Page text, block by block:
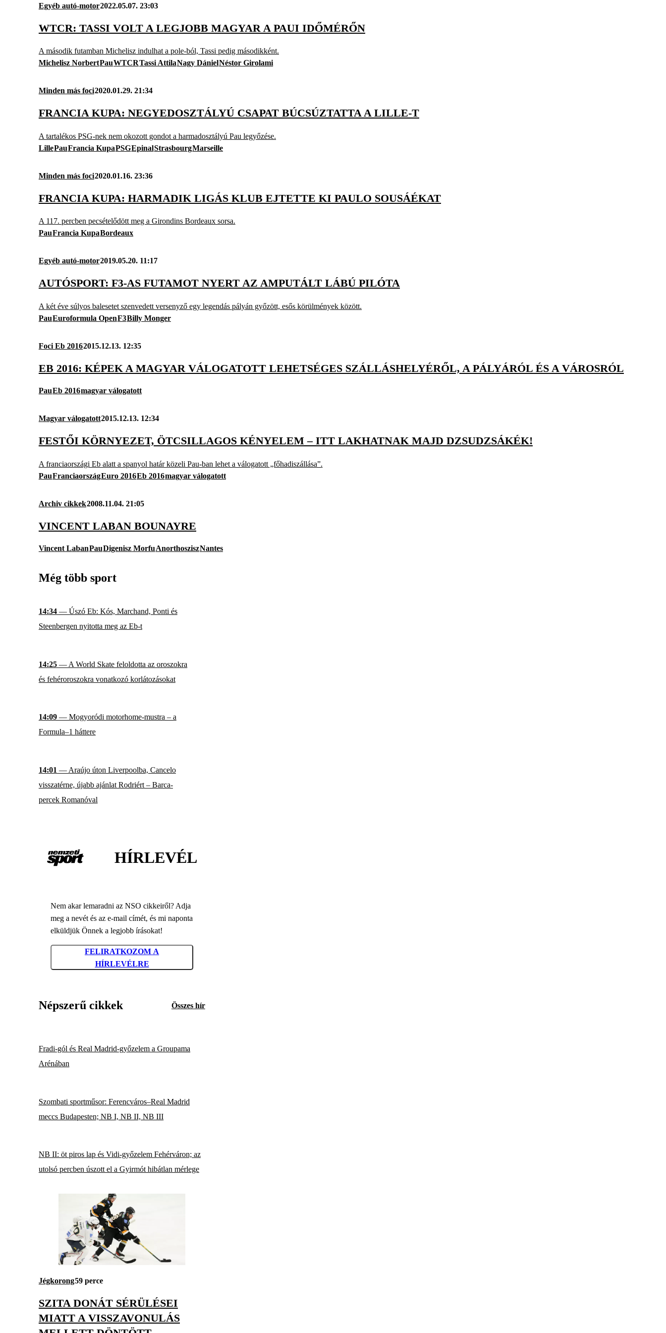
Egyéb autó-motor2022.05.07. 23:03
WTCR: TASSI VOLT A LEGJOBB MAGYAR A PAUI IDŐMÉRŐN
A második futamban Michelisz indulhat a pole-ból, Tassi pedig másodikként.
Michelisz NorbertPauWTCRTassi AttilaNagy DánielNéstor Girolami
Minden más foci2020.01.29. 21:34
FRANCIA KUPA: NEGYEDOSZTÁLYÚ CSAPAT BÚCSÚZTATTA A LILLE-T
A tartalékos PSG-nek nem okozott gondot a harmadosztályú Pau legyőzése.
LillePauFrancia KupaPSGEpinalStrasbourgMarseille
Minden más foci2020.01.16. 23:36
FRANCIA KUPA: HARMADIK LIGÁS KLUB EJTETTE KI PAULO SOUSÁÉKAT
A 117. percben pecsételődött meg a Girondins Bordeaux sorsa.
PauFrancia KupaBordeaux
Egyéb autó-motor2019.05.20. 11:17
AUTÓSPORT: F3-AS FUTAMOT NYERT AZ AMPUTÁLT LÁBÚ PILÓTA
A két éve súlyos balesetet szenvedett versenyző egy legendás pályán győzött, esős körülmények között.
PauEuroformula OpenF3Billy Monger
Foci Eb 20162015.12.13. 12:35
EB 2016: KÉPEK A MAGYAR VÁLOGATOTT LEHETSÉGES SZÁLLÁSHELYÉRŐL, A PÁLYÁRÓL ÉS A VÁROSRÓL
PauEb 2016magyar válogatott
Magyar válogatott2015.12.13. 12:34
FESTŐI KÖRNYEZET, ÖTCSILLAGOS KÉNYELEM – ITT LAKHATNAK MAJD DZSUDZSÁKÉK!
A franciaországi Eb alatt a spanyol határ közeli Pau-ban lehet a válogatott „főhadiszállása”.
PauFranciaországEuro 2016Eb 2016magyar válogatott
Archiv cikkek2008.11.04. 21:05
VINCENT LABAN BOUNAYRE
Vincent LabanPauDigenisz MorfuAnorthosziszNantes
Még több sport
14:34 — Úszó Eb: Kós, Marchand, Ponti és
Steenbergen nyitotta meg az Eb-t
14:25 — A World Skate feloldotta az oroszokra
és fehéroroszokra vonatkozó korlátozásokat
14:09 — Mogyoródi motorhome-mustra – a
Formula–1 háttere
14:01 — Araújo úton Liverpoolba, Cancelo
visszatérne, újabb ajánlat Rodriért – Barca-
percek Romanóval
HÍRLEVÉL
Nem akar lemaradni az NSO cikkeiről? Adja
meg a nevét és az e-mail címét, és mi naponta
elküldjük Önnek a legjobb írásokat!
FELIRATKOZOM A
HÍRLEVÉLRE
Népszerű cikkek Összes hír
Fradi-gól és Real Madrid-győzelem a Groupama
Arénában
Szombati sportműsor: Ferencváros–Real Madrid
meccs Budapesten; NB I, NB II, NB III
NB II: öt piros lap és Vidi-győzelem Fehérváron; az
utolsó percben úszott el a Gyirmót hibátlan mérlege
Jégkorong59 perce
SZITA DONÁT SÉRÜLÉSEI
MIATT A VISSZAVONULÁS